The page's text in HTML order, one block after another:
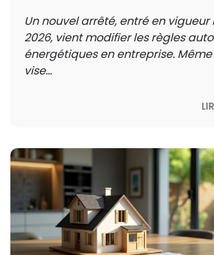
Un nouvel arrêté, entré en vigueur
2026, vient modifier les règles
énergétiques en entreprise.
vise...